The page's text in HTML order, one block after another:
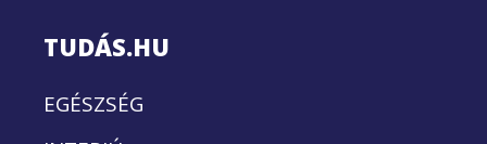
TUDÁS.HU
EGÉSZSÉG